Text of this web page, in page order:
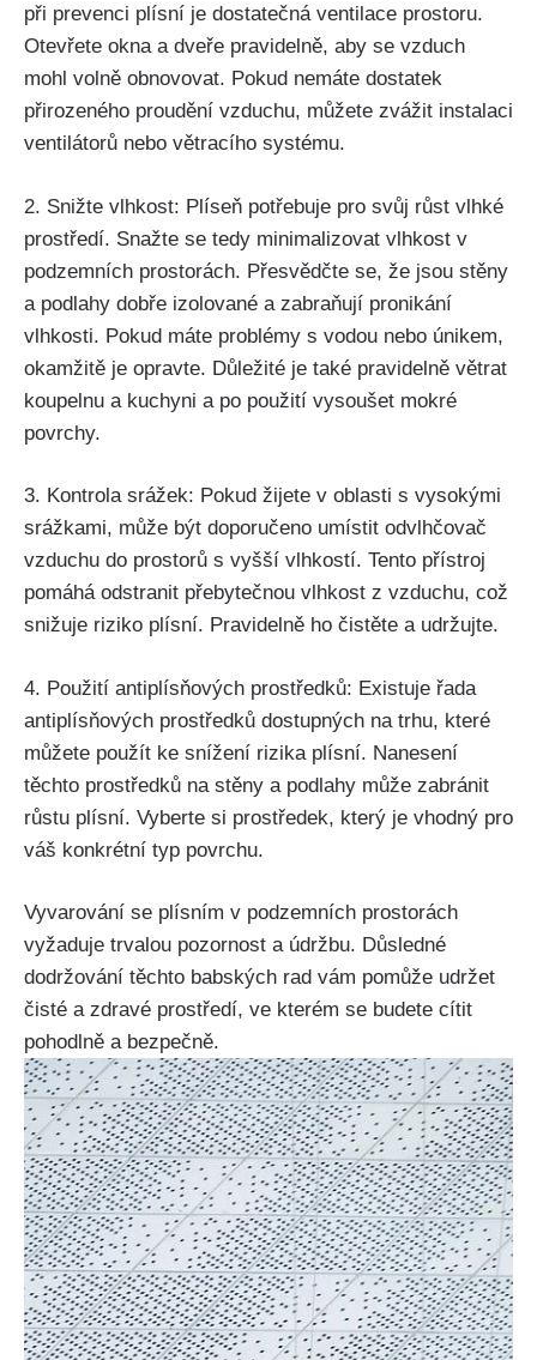
při prevenci plísní je dostatečná ventilace prostoru.⁣
Otevřete okna ⁣a dveře pravidelně,⁤ aby se vzduch⁢
mohl volně⁣ obnovovat. ⁢Pokud nemáte dostatek
přirozeného proudění⁣ vzduchu, můžete zvážit instalaci
‌ventilátorů nebo⁢ větracího systému.
2. Snižte vlhkost: Plíseň potřebuje pro svůj růst vlhké⁤
prostředí. Snažte se tedy minimalizovat vlhkost v
podzemních prostorách. Přesvědčte‌ se, že jsou ​stěny
a podlahy dobře izolované⁢ a ⁢zabraňují pronikání
vlhkosti. Pokud máte problémy s vodou nebo ​únikem,
okamžitě je opravte.‌ Důležité je také⁢ pravidelně větrat
koupelnu a⁤ kuchyni a po použití vysoušet mokré
povrchy.
3. Kontrola srážek: Pokud žijete v oblasti s⁢ vysokými
srážkami, může být doporučeno umístit odvlhčovač
⁣vzduchu do⁤ prostorů⁤ s vyšší vlhkostí. Tento ‍přístroj⁣
pomáhá odstranit přebytečnou vlhkost z⁤ vzduchu, což
snižuje riziko plísní. Pravidelně ho čistěte a udržujte.
4. Použití antiplísňových prostředků: Existuje řada
antiplísňových prostředků dostupných ⁣na trhu, které
⁤můžete použít ke‍ snížení rizika plísní. Nanesení
těchto prostředků na stěny a podlahy může zabránit
růstu ‌plísní. Vyberte si prostředek, který je⁤ vhodný pro
váš konkrétní​ typ povrchu.
Vyvarování⁣ se plísním v podzemních prostorách
vyžaduje​ trvalou⁣ pozornost a údržbu. Důsledné
dodržování ‌těchto ⁢babských rad vám pomůže​ udržet
‍čisté ⁤a zdravé prostředí, ‍ve⁤ kterém se budete cítit‍
pohodlně a bezpečně.